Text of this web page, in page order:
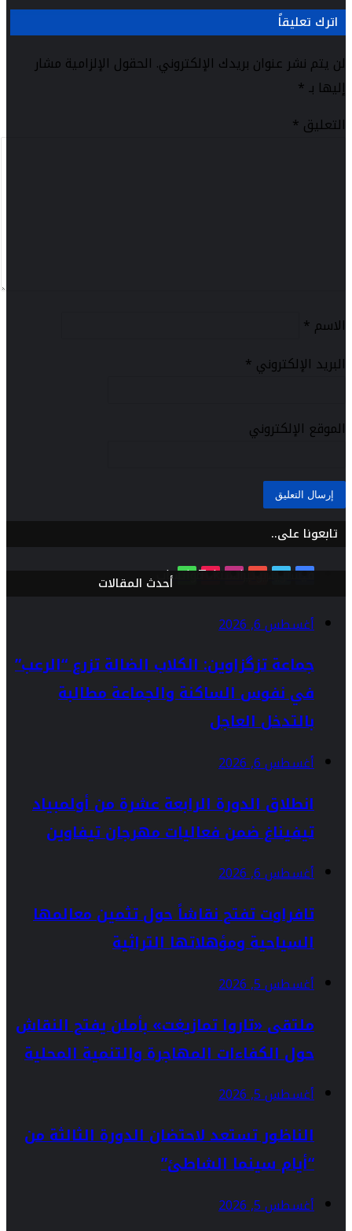
اترك تعليقاً
لن يتم نشر عنوان بريدك الإلكتروني. الحقول الإلزامية مشار
إليها بـ*
التعليق *
الاسم *
البريد الإلكتروني *
الموقع الإلكتروني
تابعونا على..
فيسبوك
تويتريوتيوبانستقرام
TikTokواتسابأحدث المقالات
أغسطس 6, 2026
جماعة تزگزاوين: الكلاب الضالة تزرع “الرعب”
في نفوس الساكنة والجماعة مطالبة
بالتدخل العاجل
أغسطس 6, 2026
انطلاق الدورة الرابعة عشرة من أولمبياد
تيفيناغ ضمن فعاليات مهرجان تيفاوين
أغسطس 6, 2026
تافراوت تفتح نقاشاً حول تثمين معالمها
السياحية ومؤهلاتها التراثية
أغسطس 5, 2026
ملتقى «تاروا تمازيغت» بأملن يفتح النقاش
حول الكفاءات المهاجرة والتنمية المحلية
أغسطس 5, 2026
الناظور تستعد لاحتضان الدورة الثالثة من
“أيام سينما الشاطئ”
أغسطس 5, 2026